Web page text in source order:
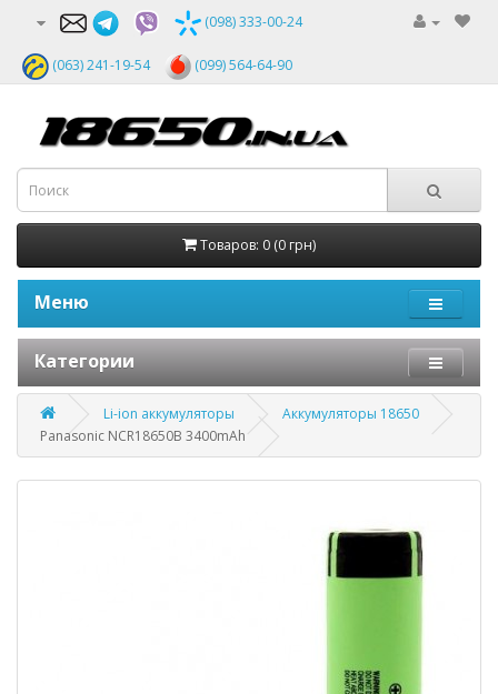
(098) 333-00-24
(063) 241-19-54 (099) 564-64-90
Товаров: 0 (0 грн)
Меню
Категории
Li-ion аккумуляторы
Аккумуляторы 18650
Panasonic NCR18650B 3400mAh